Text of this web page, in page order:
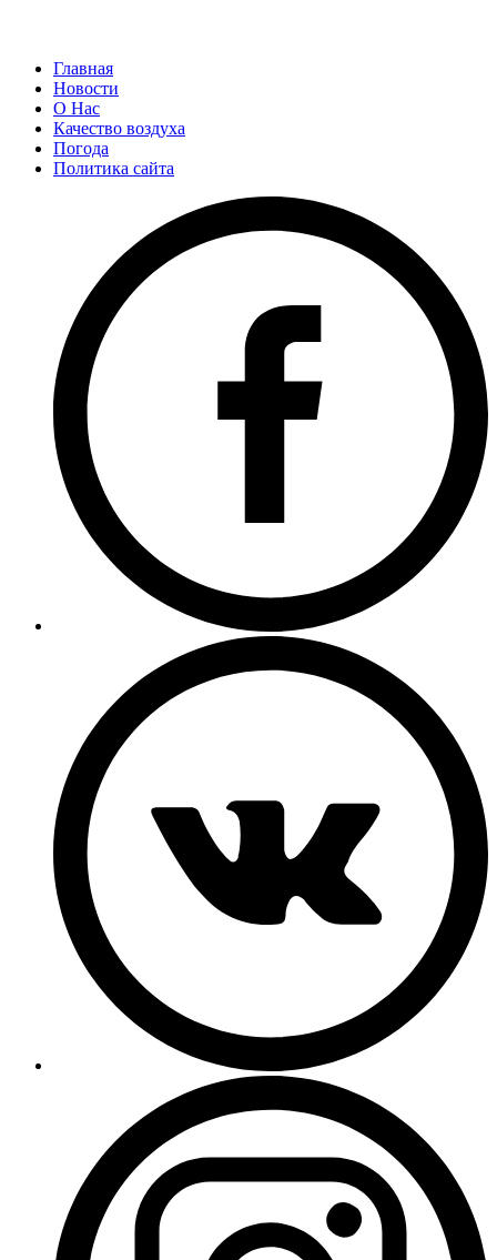
Главная
Новости
О Нас
Качество воздуха
Погода
Политика сайта